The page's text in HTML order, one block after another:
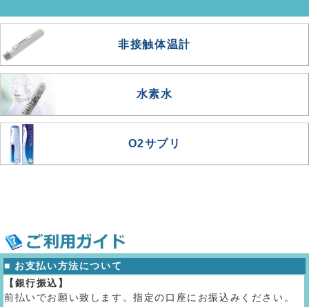
非接触体温計
水素水
O2サプリ
■ お支払い方法について
【銀行振込】
前払いでお願い致します。指定の口座にお振込みください。